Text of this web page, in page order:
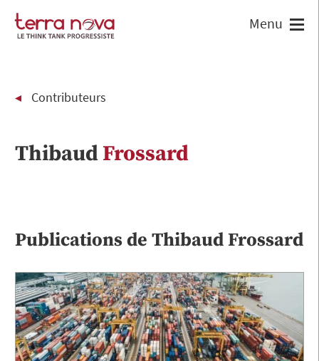
Contributeurs
ThibaudFrossard
Publications de ThibaudFrossard